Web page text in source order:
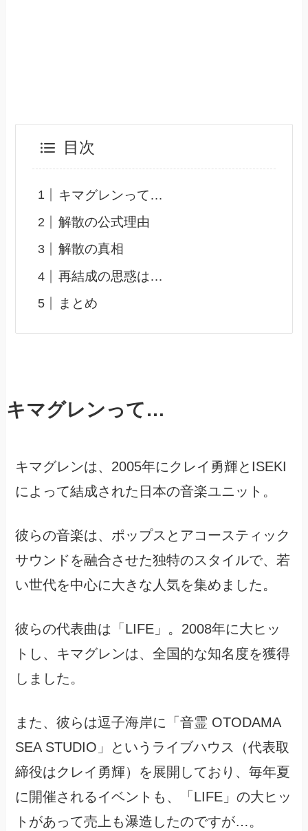
目次
キマグレンって…
解散の公式理由
解散の真相
再結成の思惑は…
まとめ
キマグレンって…
キマグレンは、2005年にクレイ勇輝とISEKI
によって結成された日本の音楽ユニット。
彼らの音楽は、ポップスとアコースティック
サウンドを融合させた独特のスタイルで、若
い世代を中心に大きな人気を集めました。
彼らの代表曲は「LIFE」。2008年に大ヒッ
トし、キマグレンは、全国的な知名度を獲得
しました。
また、彼らは逗子海岸に「音霊 OTODAMA
SEA STUDIO」というライブハウス（代表取
締役はクレイ勇輝）を展開しており、毎年夏
に開催されるイベントも、「LIFE」の大ヒッ
トがあって売上も瀑造したのですが…。